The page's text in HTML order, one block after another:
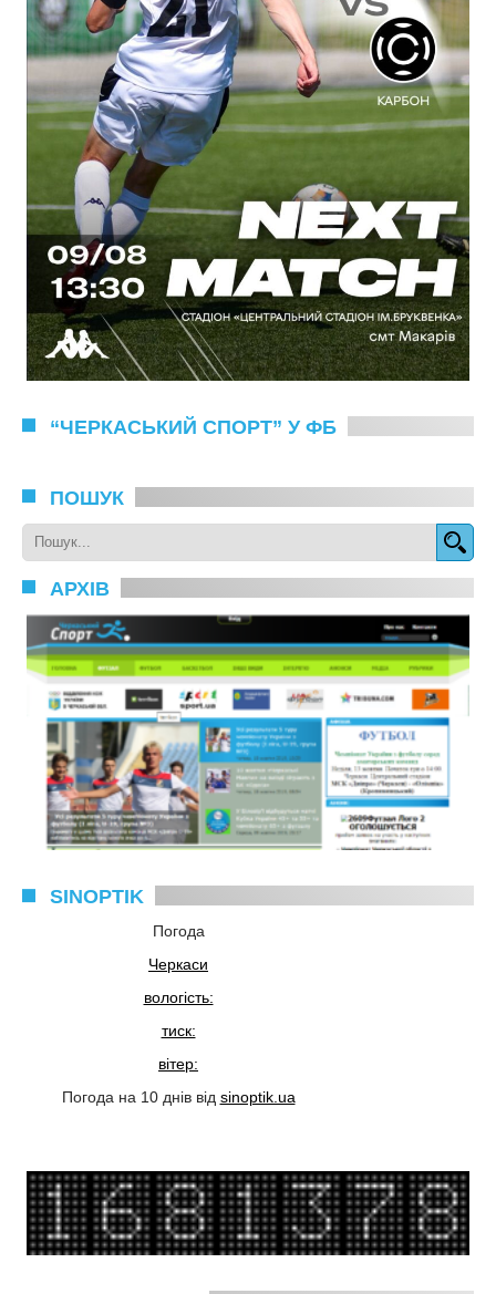
“ЧЕРКАСЬКИЙ СПОРТ” У ФБ
ПОШУК
АРХІВ
SINOPTIK
Погода
Черкаси
вологість:
тиск:
вітер:
Погода на 10 днів від sinoptik.ua